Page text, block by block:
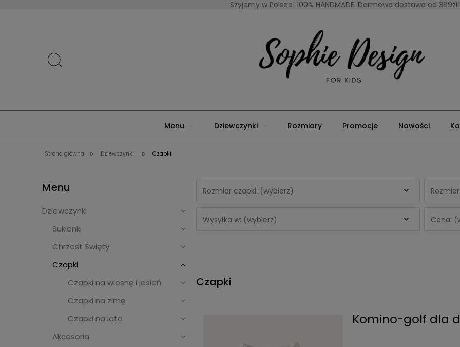
Szyjemy w Polsce! 100% HANDMADE. Darmowa dostawa od 399zł!
Menu Dziewczynki Rozmiary Promocje Nowości
Strona główna » Dziewczynki » Czapki
Menu
Dziewczynki
Sukienki
Chrzest Święty
Czapki
Czapki na wiosnę i jesień
Czapki na zimę
Czapki na lato
Akcesoria
Rozmiar czapki: (wybierz)
Wysyłka w: (wybierz) Cena:
Czapki
Komino-golf dla